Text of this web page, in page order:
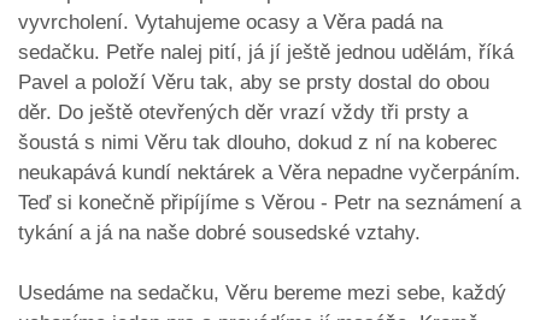
vyvrcholení. Vytahujeme ocasy a Věra padá na
sedačku. Petře nalej pití, já jí ještě jednou udělám, říká
Pavel a položí Věru tak, aby se prsty dostal do obou
děr. Do ještě otevřených děr vrazí vždy tři prsty a
šoustá s nimi Věru tak dlouho, dokud z ní na koberec
neukapává kundí nektárek a Věra nepadne vyčerpáním.
Teď si konečně připíjíme s Věrou - Petr na seznámení a
tykání a já na naše dobré sousedské vztahy.
Usedáme na sedačku, Věru bereme mezi sebe, každý